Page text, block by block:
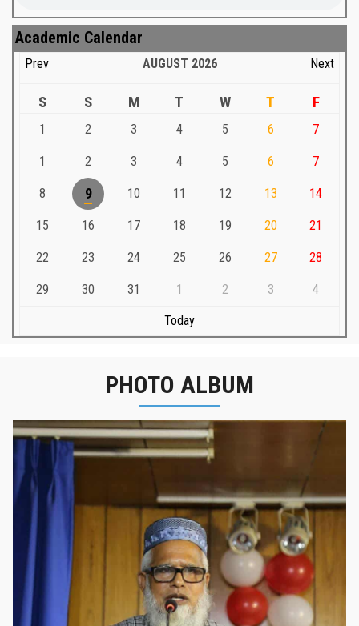
Academic Calendar
Prev AUGUST 2026 Next
S S M T W T F
1 2 3 4 5 6 7
1 2 3 4 5 6 7
8 9 10 11 12 13 14
15 16 17 18 19 20 21
22 23 24 25 26 27 28
29 30 31 1 2 3 4
Today
PHOTO ALBUM
নবীনবরণ - ২০২৫